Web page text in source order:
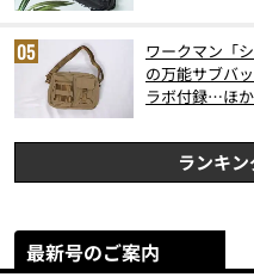
ワークマン「
の万能サブバ
ラボ付録…ほ
ランキ
最新号のご案内